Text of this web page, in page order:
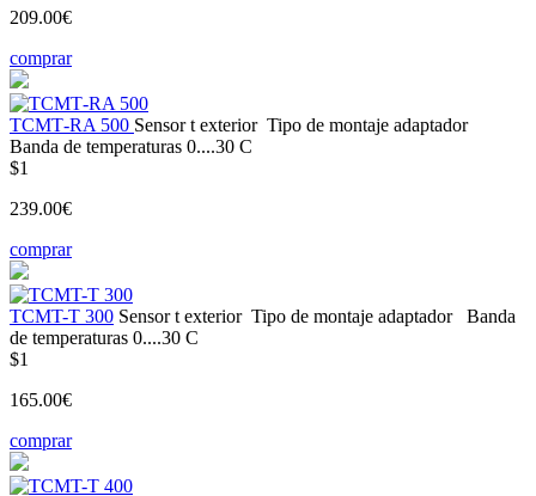
209.00€
comprar
ТСМТ-RA 500 Sensor t exterior Tipo de montaje adaptador
Banda de temperaturas 0....30 С
$1
239.00€
comprar
ТСМT-T 300 Sensor t exterior Tipo de montaje adaptador
Banda
de temperaturas 0....30 С
$1
165.00€
comprar